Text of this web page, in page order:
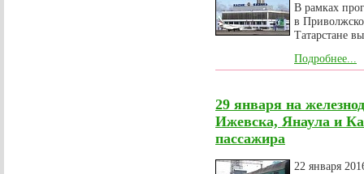
В рамках
в
Татарстане
Подробнее...
29 января на
Ижевска, Янаула и
пассажира
22 января